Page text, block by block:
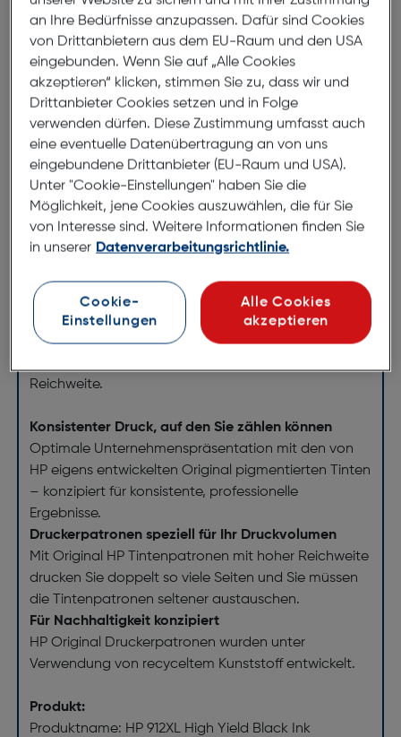
Verlassen Sie sich auf professionelle Dokumente mit
bieten beeindruckende Zuverlässigkeit für
verlässliche Leistung und Reichweite und langlebige
Druckergebnisse. Drucken Sie mit einzelnen Farben
Reichweite.
Konsistenter Druck, auf den Sie zählen können
Optimale Unternehmenspräsentation mit den von
HP eigens entwickelten Original pigmentierten Tinten
– konzipiert für konsistente, professionelle
Ergebnisse.
Druckerpatronen speziell für Ihr Druckvolumen
Mit Original HP Tintenpatronen mit hoher Reichweite
drucken Sie doppelt so viele Seiten und Sie müssen
die Tintenpatronen seltener austauschen.
Für Nachhaltigkeit konzipiert
HP Original Druckerpatronen wurden unter
Verwendung von recyceltem Kunststoff entwickelt.
Produkt:
Produktname: HP 912XL High Yield Black Ink
an Ihre Bedürfnisse anzupassen. Dafür sind Cookies
von Drittanbietern aus dem EU-Raum und den USA
eingebunden. Wenn Sie auf „Alle Cookies
akzeptieren“ klicken, stimmen Sie zu, dass wir und
Drittanbieter Cookies setzen und in Folge
verwenden dürfen. Diese Zustimmung umfasst auch
eine eventuelle Datenübertragung an von uns
eingebundene Drittanbieter (EU-Raum und USA).
Unter "Cookie-Einstellungen" haben Sie die
Möglichkeit, jene Cookies auszuwählen, die für Sie
von Interesse sind. Weitere Informationen finden Sie
in unserer Datenverarbeitungsrichtlinie.
Cookie-
Einstellungen
Alle Cookies
akzeptieren